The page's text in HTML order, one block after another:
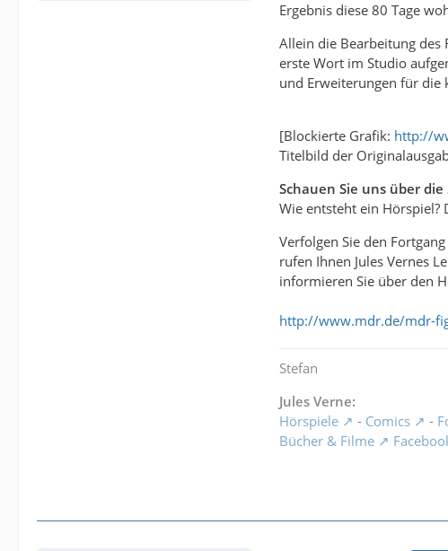
Ergebnis diese 80 Tage
Allein die Bearbeitung des
erste Wort im Studio
und Erweiterungen für die
[Blockierte Grafik: http://
Titelbild der
Schauen Sie uns über
Wie entsteht ein Hörspiel?
Verfolgen Sie den
rufen Ihnen Jules Vernes
informieren Sie über den
http://www.mdr.de/mdr-
Stefan
Jules Verne:
Hörspiele
- Comics -
Bücher & Filme